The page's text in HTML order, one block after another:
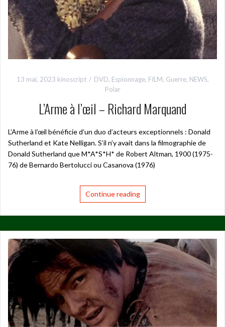
13 mai, 2023 kinoscript DVD, Espionnage, FILM, Guerre, NEWS,
Polar
L’Arme à l’œil – Richard Marquand
L’Arme à l’œil bénéficie d’un duo d’acteurs exceptionnels : Donald
Sutherland et Kate Nelligan. S’il n’y avait dans la filmographie de
Donald Sutherland que M*A*S*H* de Robert Altman, 1900 (1975-
76) de Bernardo Bertolucci ou Casanova (1976)
Continue reading